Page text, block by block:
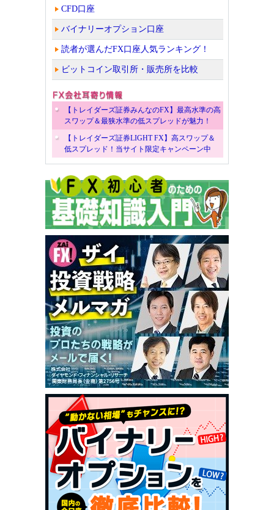
CFD口座
バイナリーオプション口座
読者が選んだFX口座人気ランキング！
ビットコイン取引所・販売所を比較
【トレイダーズ証券みんなのFX】最高水準の高
スワップ＆最狭水準の低スプレッドが魅力！
【トレイダーズ証券LIGHT FX】高スワップ＆
低スプレッド！当サイト限定キャンペーン中